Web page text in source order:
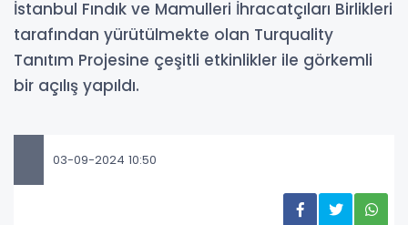
İstanbul Fındık ve Mamulleri İhracatçıları Birlikleri
tarafından yürütülmekte olan Turquality
Tanıtım Projesine çeşitli etkinlikler ile görkemli
bir açılış yapıldı.
03-09-2024 10:50